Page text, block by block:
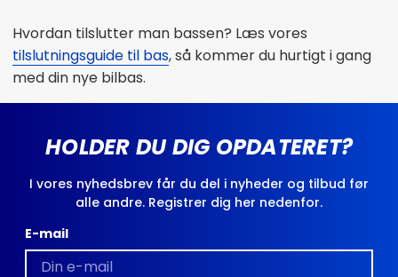
Hvordan tilslutter man bassen? Læs vores
tilslutningsguide til bas, så kommer du hurtigt i gang
med din nye bilbas.
HOLDER DU DIG OPDATERET?
I vores nyhedsbrev får du del i nyheder og tilbud før
alle andre. Registrer dig her nedenfor.
E-mail